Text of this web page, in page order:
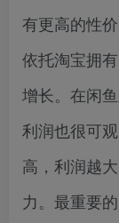
有更高的性
依托淘宝拥
增长。在闲
利润也很可
高，利润越
力。最重要